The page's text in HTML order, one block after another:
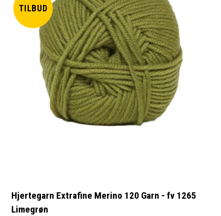
TILBUD
Hjertegarn Extrafine Merino 120 Garn - fv 1265
Limegrøn